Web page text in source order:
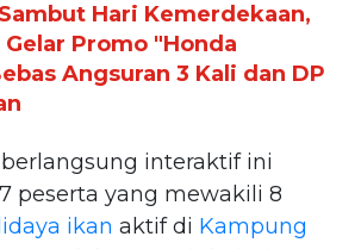
Sambut Hari Kemerdekaan,
Promo "Honda
Angsuran 3 Kali dan DP
interaktif ini
peserta yang mewakili 8
ikan aktif di Kampung